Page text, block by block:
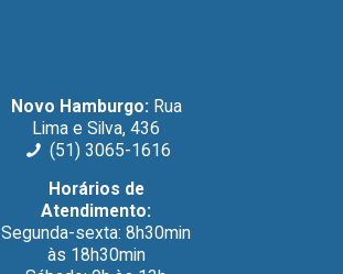
Novo Hamburgo: Rua
Lima e Silva, 436
(51) 3065-1616
Horários de
Atendimento:
Segunda-sexta: 8h30min
às 18h30min